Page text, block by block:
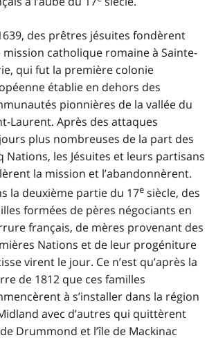
des prêtres jésuites fondèrent
mission catholique romaine à Sainte-
qui fut la première colonie
établie en dehors des
pionnières de la vallée du
Laurent. Après des attaques
plus nombreuses de la part des
Nations, les Jésuites et leurs partisans
la mission et l’abandonnèrent.
la deuxième partie du 17e siècle, des
formées de pères négociants en
français, de mères provenant des
Nations et de leur progéniture
virent le jour. Ce n’est qu’après la
de 1812 que ces familles
à s’installer dans la région
avec d’autres qui quittèrent
de Drummond et l’île de Mackinac